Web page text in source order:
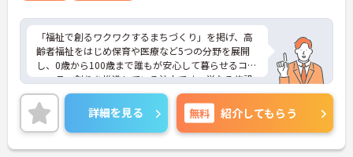
・15年間で100以上の事業所へと成長し全国展開を
見据える安定した経営基盤があり、将来への不安を
抑えて長く働けます 。
・給与に加えて賞与年2回と業績賞与の支給実績が
あり、退職金制度も完備されているなど、日々の頑
張りがしっかりと還元される体制が整っています。
「福祉で創るワクワクするまちづくり」を掲げ、高
齢者福祉をはじめ保育や医療など5つの分野を展開
し、0歳から100歳まで誰もが安心して暮らせるコミ
ュニティ創りを推進している法人です。単なる施設
運営にとどまらず、地域を丸ごと元気にするスケー
ルの大きな社会貢献に携わることができます。現場
では画一的なケアではなく、利用者様の生活歴や価
値観、趣味や食の好みに至るまで「その人らしさ」
を尊重した個別性の高いケアを実践。ご家族との絆
詳細を見る 無料 紹介してもらう